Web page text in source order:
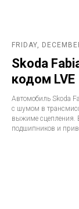
FRIDAY,
Skoda
кодом LVE
Автомобиль Skoda
с шумом в
выжиме сцепления.
подшипников и